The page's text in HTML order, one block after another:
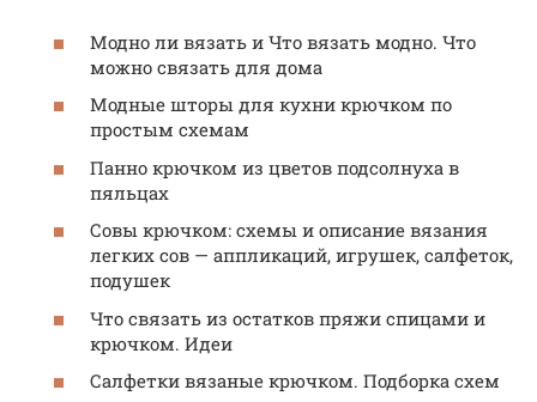
Модно ли вязать и Что вязать модно. Что
можно связать для дома
Модные шторы для кухни крючком по
простым схемам
Панно крючком из цветов подсолнуха в
пяльцах
Совы крючком: схемы и описание вязания
легких сов — аппликаций, игрушек, салфеток,
подушек
Что связать из остатков пряжи спицами и
крючком. Идеи
Салфетки вязаные крючком. Подборка схем